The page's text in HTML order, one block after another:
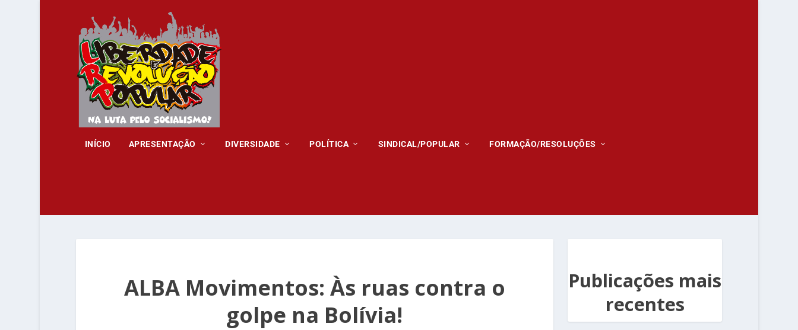
INÍCIO APRESENTAÇÃO DIVERSIDADE POLÍTICA SINDICAL/POPULAR FORMAÇÃO/RESOLUÇÕES
ALBA Movimentos: Às ruas contra o
golpe na Bolívia!
Publicações mais
recentes